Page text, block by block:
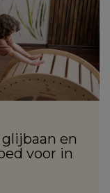
en
voor in